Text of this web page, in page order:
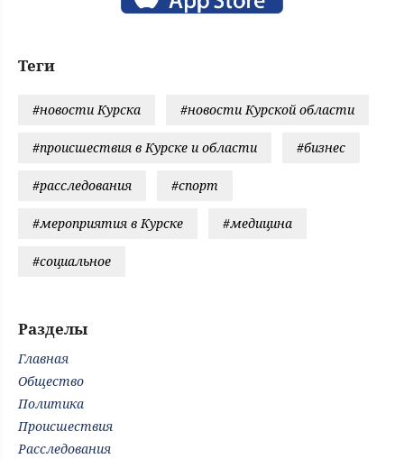
Теги
#новости Курска #новости Курской области
#происшествия в Курске и области #бизнес
#расследования #спорт
#мероприятия в Курске #медицина
#социальное
Разделы
Главная
Общество
Политика
Происшествия
Расследования